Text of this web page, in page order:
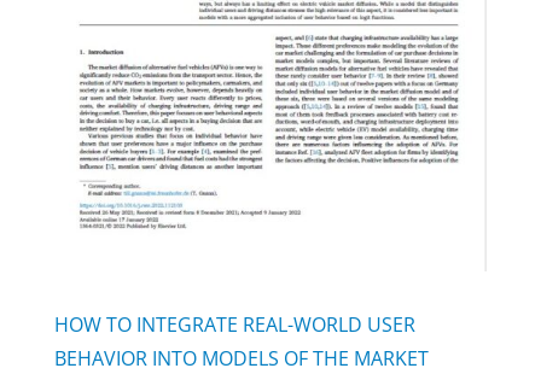
HOW TO INTEGRATE REAL-WORLD USER
BEHAVIOR INTO MODELS OF THE MARKET